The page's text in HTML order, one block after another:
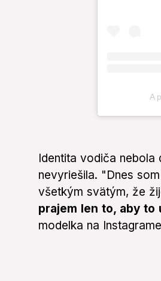
Identita vodiča
nevyriešila. "Dnes
všetkým svätým, že
prajem len to, aby to
modelka na